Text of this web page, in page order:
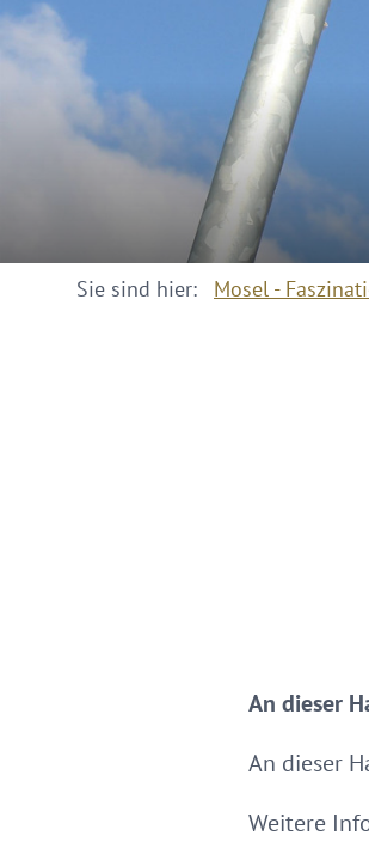
Sie sind hier: Mosel -
An dieser
An dieser
Weitere